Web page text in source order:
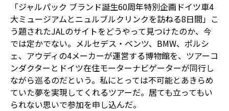
「ジャルパック ブランド誕生60周年特別企画――ドイツ車4
大ミュージアムとニュルブルクリンクを訪ねる8日間」こ
う題されたJALのサイトをどうやって見つけたのか、今
では定かでない。メルセデス・ベンツ、BMW、ポルシ
ェ、アウディの4メーカーが運営する博物館を、ツアーコ
ンダクターとドイツ在住モーターナビゲーターが同行し
ながら巡るのだという。私にとっては不可能とあきらめ
ていた夢を実現してくれるツアーだ。居ても立ってもい
られない思いで参加を申し込んだ。